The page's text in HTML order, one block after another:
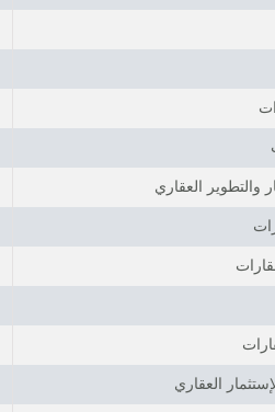
والتطوير العقاري
العقاري